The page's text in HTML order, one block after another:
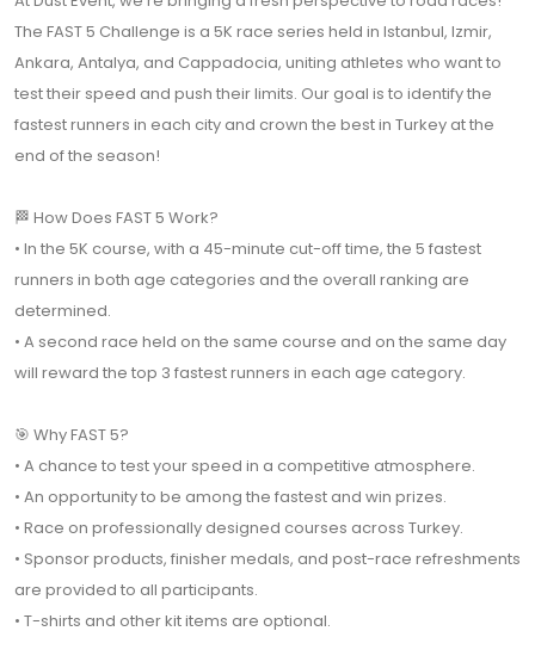
The FAST 5 Challenge is a 5K race series held in Istanbul, Izmir,
Ankara, Antalya, and Cappadocia, uniting athletes who want to
test their speed and push their limits. Our goal is to identify the
fastest runners in each city and crown the best in Turkey at the
end of the season!
🏁 How Does FAST 5 Work?
• In the 5K course, with a 45-minute cut-off time, the 5 fastest
runners in both age categories and the overall ranking are
determined.
• A second race held on the same course and on the same day
will reward the top 3 fastest runners in each age category.
🎯 Why FAST 5?
• A chance to test your speed in a competitive atmosphere.
• An opportunity to be among the fastest and win prizes.
• Race on professionally designed courses across Turkey.
• Sponsor products, finisher medals, and post-race refreshments
are provided to all participants.
• T-shirts and other kit items are optional.